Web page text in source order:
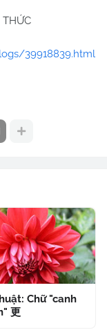
THỨC
39918839.html
Chữ "canh
更